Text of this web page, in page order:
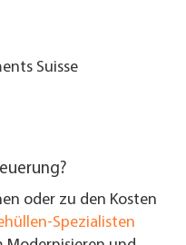
Suisse
oder zu den Kosten
Spezialisten